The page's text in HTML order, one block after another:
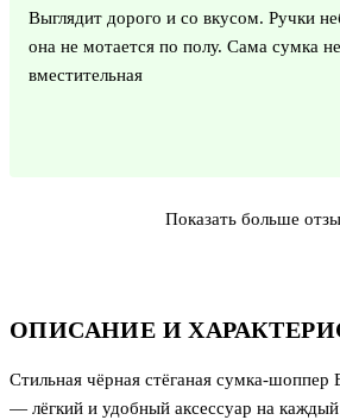
ОПИСАНИЕ И
Стильная чёрная стёганая сумка-шоппер
— лёгкий и удобный аксессуар на
Выглядит дорого и со вкусом. Ручки
она не мотается по полу. Сама сумка
вместительная
Показать больше